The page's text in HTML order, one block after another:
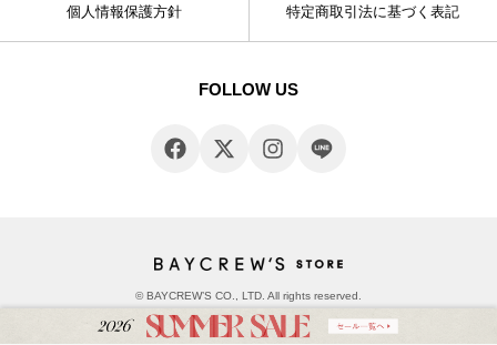
個人情報保護方針 特定商取引法に基づく表記
FOLLOW US
© BAYCREW’S CO., LTD. All rights reserved.